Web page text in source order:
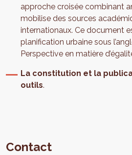
approche croisée combinant
mobilise des sources
internationaux. Ce document
planification urbaine sous
Perspective en matière
La constitution et la
outils.
Contact